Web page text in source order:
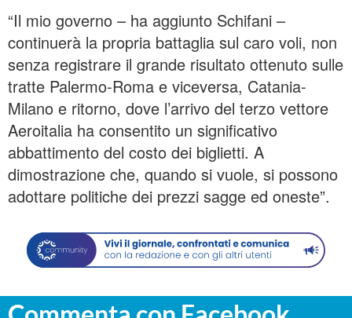
“Il mio governo – ha aggiunto Schifani –
continuerà la propria battaglia sul caro voli, non
senza registrare il grande risultato ottenuto sulle
tratte Palermo-Roma e viceversa, Catania-
Milano e ritorno, dove l’arrivo del terzo vettore
Aeroitalia ha consentito un significativo
abbattimento del costo dei biglietti. A
dimostrazione che, quando si vuole, si possono
adottare politiche dei prezzi sagge ed oneste”.